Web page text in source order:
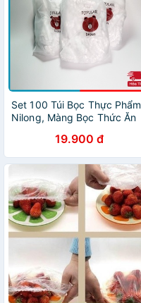
Set 100 Túi Bọc Thực Phẩm
Nilong, Màng Bọc Thức Ăn
19.900 đ